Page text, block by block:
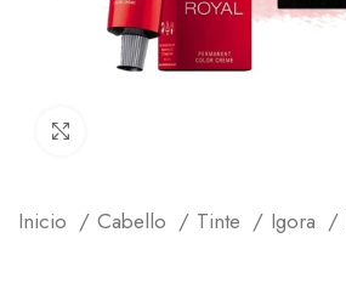
Inicio Cabello Tinte Igora